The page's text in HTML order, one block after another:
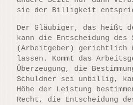
sie der Billigkeit
Der Gläubiger, das heißt
kann die Entscheidung des
(Arbeitgeber) gerichtlich
lassen. Kommt das
Überzeugung, die
Schuldner sei unbillig,
Höhe der Leistung
Recht, die Entscheidung